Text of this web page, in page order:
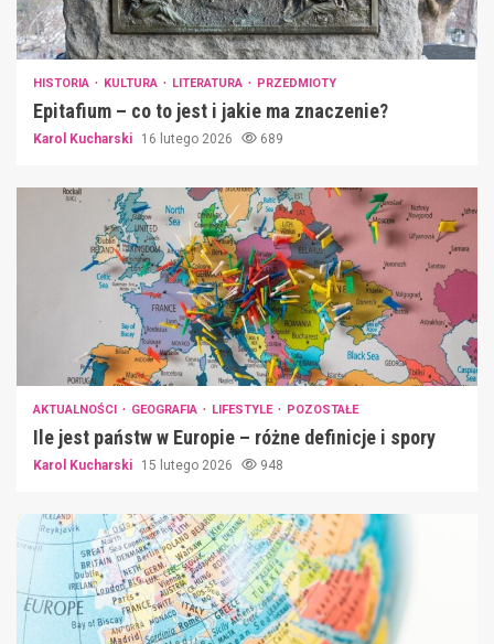
HISTORIA KULTURA LITERATURA PRZEDMIOTY
Epitafium – co to jest i jakie ma znaczenie?
Karol Kucharski 16 lutego 2026 689
AKTUALNOŚCI GEOGRAFIA LIFESTYLE POZOSTAŁE
Ile jest państw w Europie – różne definicje i spory
Karol Kucharski 15 lutego 2026 948